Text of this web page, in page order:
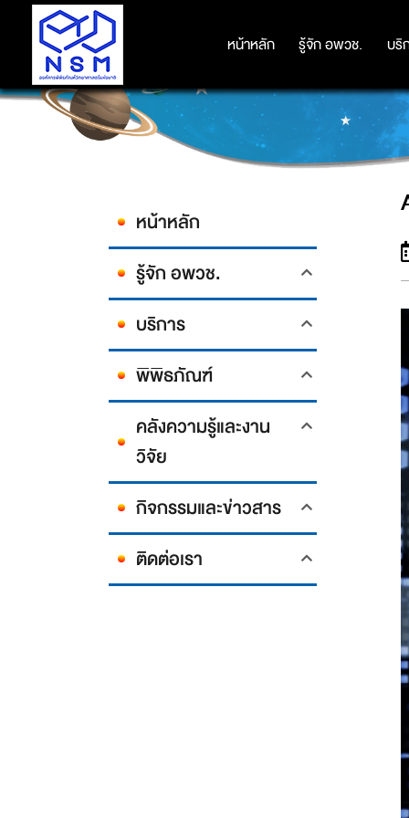
หน้าหลัก รู้จัก อพวช. บริ
หน้าหลัก รู้จัก อพวช. บริ
หน้าหลัก
รู้จัก อพวช.
บริการ
พิพิธภัณฑ์
คลังความรู้และงาน
วิจัย
กิจกรรมและข่าวสาร
ติดต่อเรา